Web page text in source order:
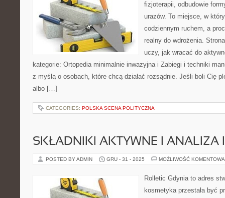
fizjoterapii, odbudowie
urazów. To miejsce, w
codziennym ruchem, a
realny do wdrożenia.
uczy, jak wracać do
kategorie: Ortopedia minimalnie inwazyjna i Zabiegi i techniki
z myślą o osobach, które chcą działać rozsądnie. Jeśli boli Cię
albo […]
CATEGORIES: POLSKA SCENA POLITYCZNA
SKŁADNIKI AKTYWNE I ANALIZA
POSTED BY ADMIN GRU - 31 - 2025 MOŻLIWOŚĆ
Rolletic Gdynia to adres
kosmetyka przestała być